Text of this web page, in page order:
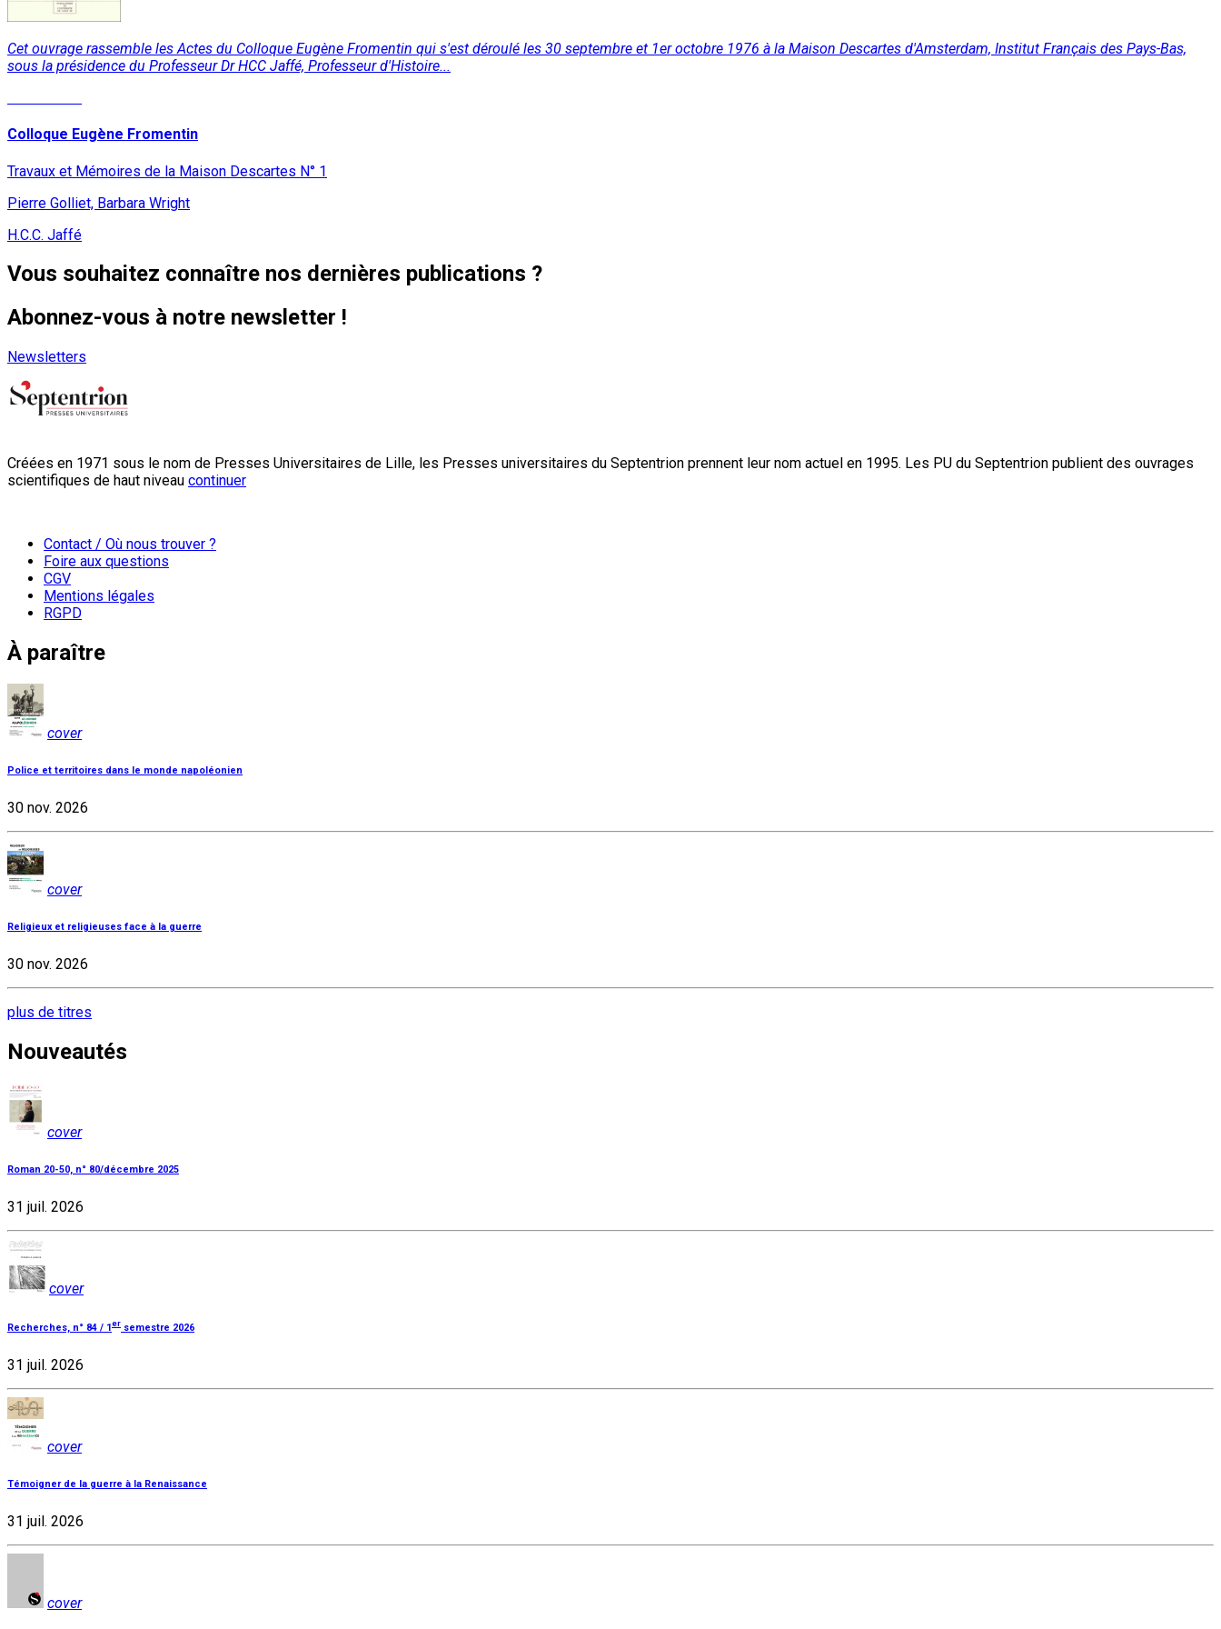
Cet ouvrage rassemble les Actes du Colloque Eugène Fromentin qui s'est déroulé les 30 septembre et 1er octobre 1976 à la Maison Descartes d'Amsterdam, Institut Français des Pays-Bas,
sous la présidence du Professeur Dr HCC Jaffé, Professeur d'Histoire...
Colloque Eugène Fromentin
Travaux et Mémoires de la Maison Descartes N° 1
Pierre Golliet, Barbara Wright
H.C.C. Jaffé
Vous souhaitez connaître nos dernières publications ?
Abonnez-vous à notre newsletter !
Newsletters
Créées en 1971 sous le nom de Presses Universitaires de Lille, les Presses universitaires du Septentrion prennent leur nom actuel en 1995. Les PU du Septentrion publient des ouvrages
scientifiques de haut niveau continuer
Contact / Où nous trouver ?
Foire aux questions
CGV
Mentions légales
RGPD
À paraître
cover
Police et territoires dans le monde napoléonien
30 nov. 2026
cover
Religieux et religieuses face à la guerre
30 nov. 2026
plus de titres
Nouveautés
cover
Roman 20-50, n° 80/décembre 2025
31 juil. 2026
cover
Recherches, n° 84 / 1 er semestre 2026
31 juil. 2026
cover
Témoigner de la guerre à la Renaissance
31 juil. 2026
cover